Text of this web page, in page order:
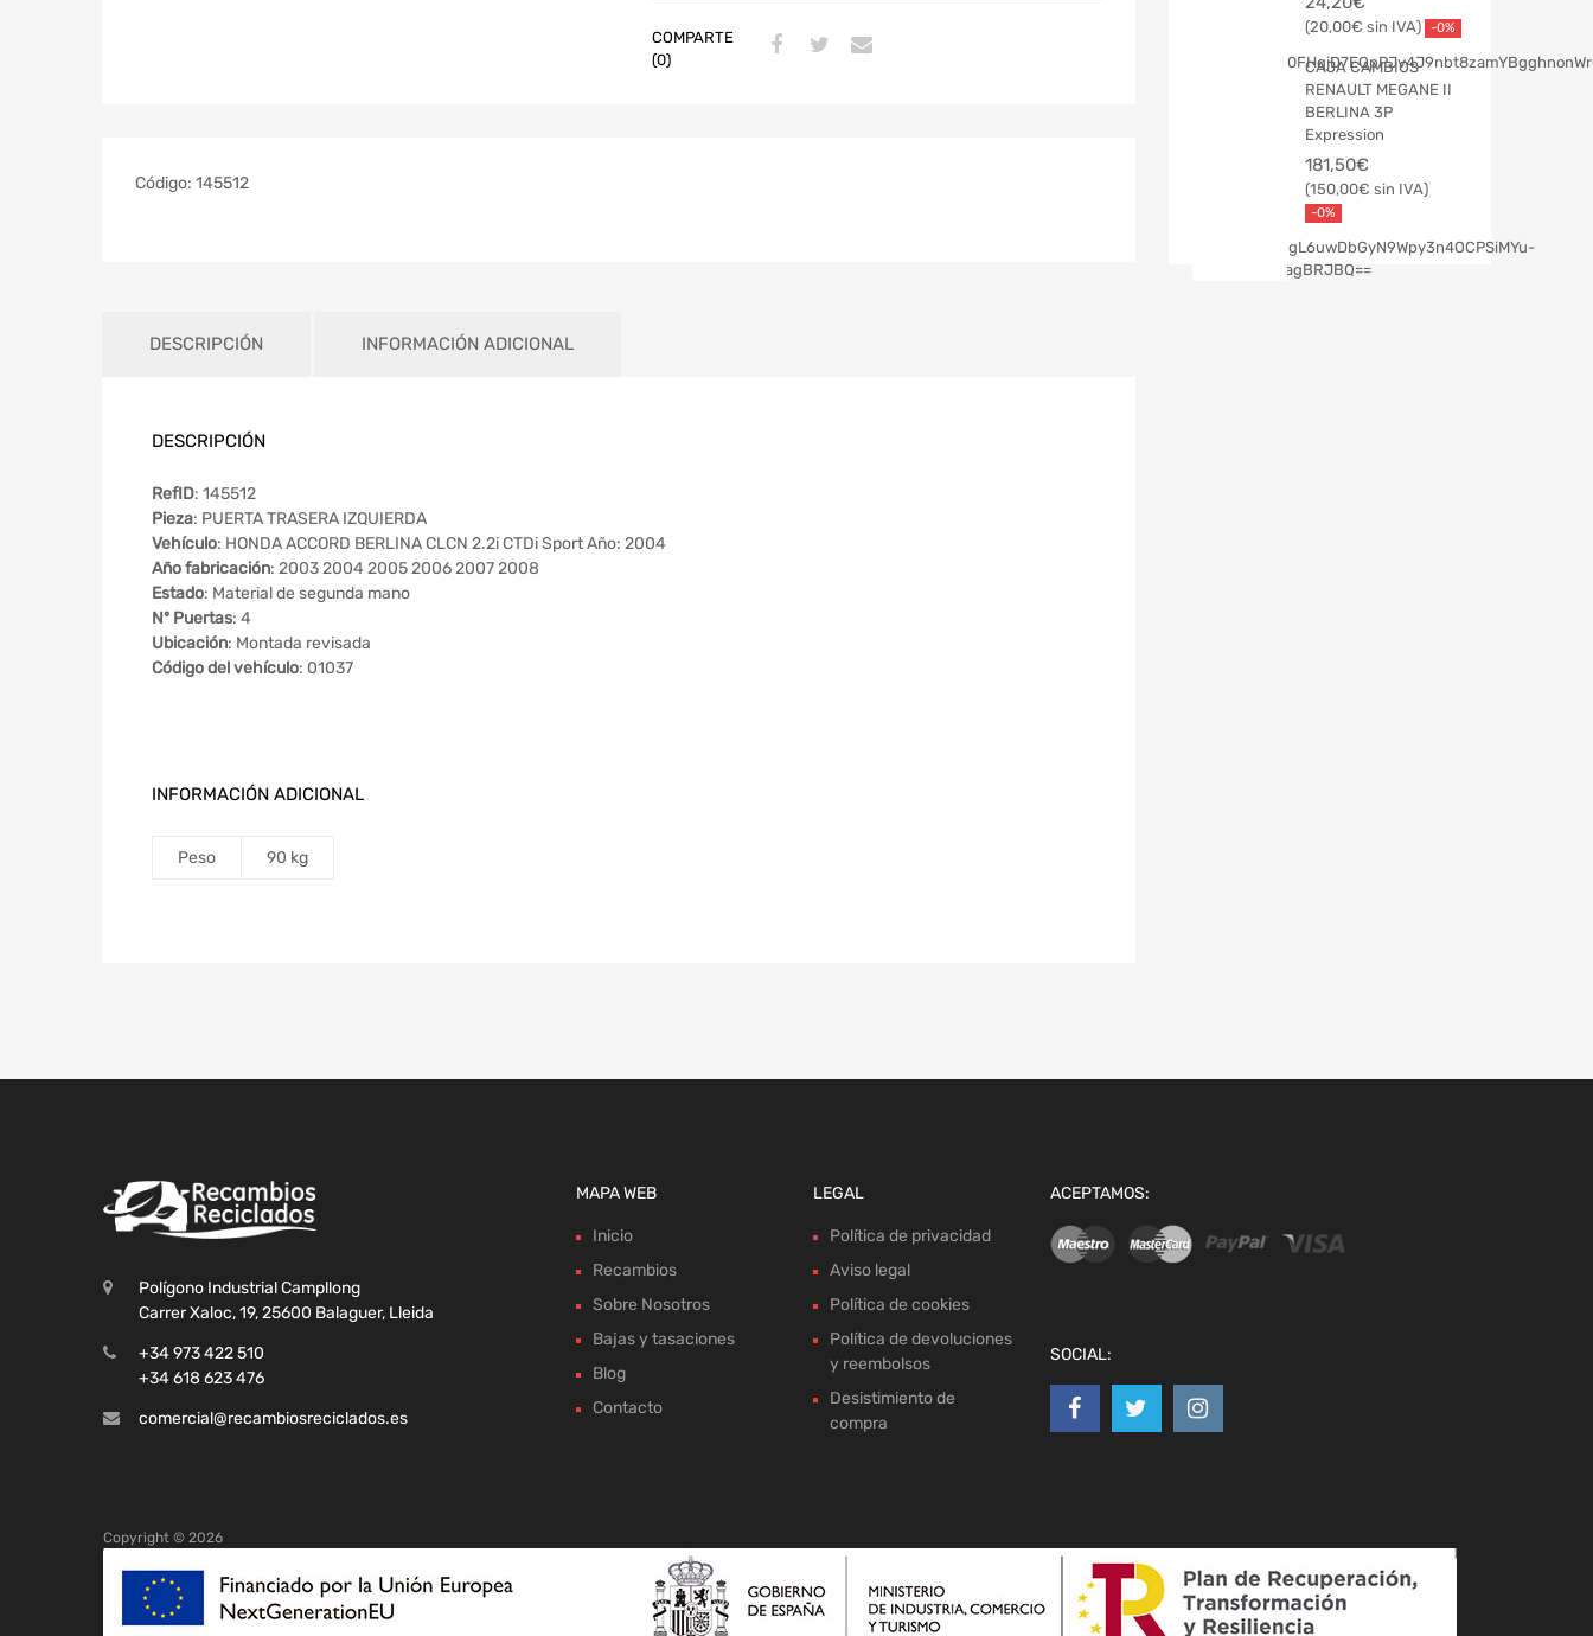
COMPARTE
(0)
Código: 145512
DESCRIPCIÓN INFORMACIÓN ADICIONAL
DESCRIPCIÓN
RefID: 145512
Pieza: PUERTA TRASERA IZQUIERDA
Vehículo: HONDA ACCORD BERLINA CLCN 2.2i CTDi Sport Año: 2004
Año fabricación: 2003 2004 2005 2006 2007 2008
Estado: Material de segunda mano
Nº Puertas: 4
Ubicación: Montada revisada
Código del vehículo: 01037
INFORMACIÓN ADICIONAL
Peso 90 kg
20,00€ -0%
CAJA CAMBIOS
RENAULT MEGANE II
BERLINA 3P
Expression
181,50€
150,00€
-0%
Polígono Industrial Campllong
Carrer Xaloc, 19, 25600 Balaguer, Lleida
+34 973 422 510
+34 618 623 476
comercial@recambiosreciclados.es
MAPA WEB
Inicio
Recambios
Sobre Nosotros
Bajas y tasaciones
Blog
Contacto
LEGAL
Política de privacidad
Aviso legal
Política de cookies
Política de devoluciones
y reembolsos
Desistimiento de
compra
ACEPTAMOS:
SOCIAL:
Copyright © 2026